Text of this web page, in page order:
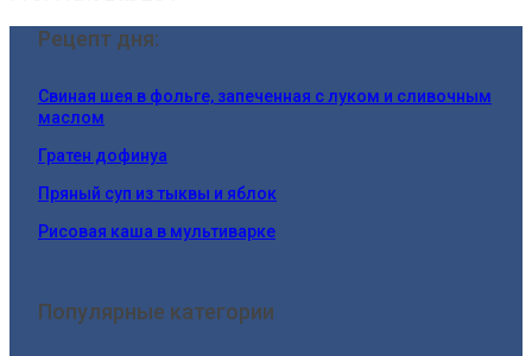
Рецепт дня:
Свиная шея в фольге, запеченная с луком и сливочным
маслом
Гратен дофинуа
Пряный суп из тыквы и яблок
Рисовая каша в мультиварке
Популярные категории